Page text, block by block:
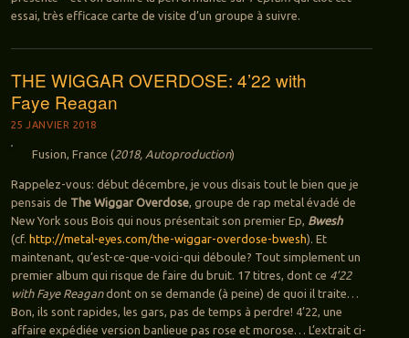
essai, très efficace carte de visite d’un groupe à suivre.
THE WIGGAR OVERDOSE: 4’22 with
Faye Reagan
25 JANVIER 2018
Fusion, France (2018, Autoproduction)
Rappelez-vous: début décembre, je vous disais tout le bien que je
pensais de The Wiggar Overdose, groupe de rap metal évadé de
New York sous Bois qui nous présentait son premier Ep, Bwesh
(cf. http://metal-eyes.com/the-wiggar-overdose-bwesh). Et
maintenant, qu’est-ce-que-voici-qui déboule? Tout simplement un
premier album qui risque de faire du bruit. 17 titres, dont ce 4’22
with Faye Reagandont on se demande (à peine) de quoi il traite…
Bon, ils sont rapides, les gars, pas de temps à perdre! 4’22, une
affaire expédiée version banlieue pas rose et morose… L’extrait ci-